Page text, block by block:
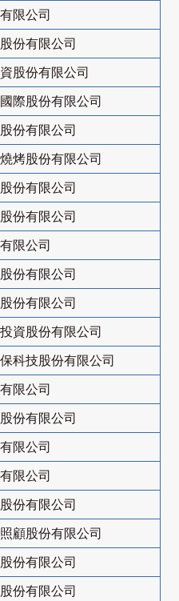
限公司
份有限公司
股份有限公司
際股份有限公司
份有限公司
烤股份有限公司
份有限公司
份有限公司
限公司
份有限公司
份有限公司
資股份有限公司
科技股份有限公司
限公司
份有限公司
限公司
限公司
份有限公司
顧股份有限公司
份有限公司
份有限公司